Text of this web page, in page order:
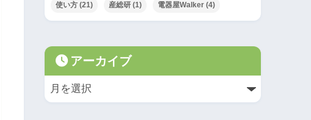
使い方 (21) 産総研 (1) 電器屋Walker (4)
アーカイブ